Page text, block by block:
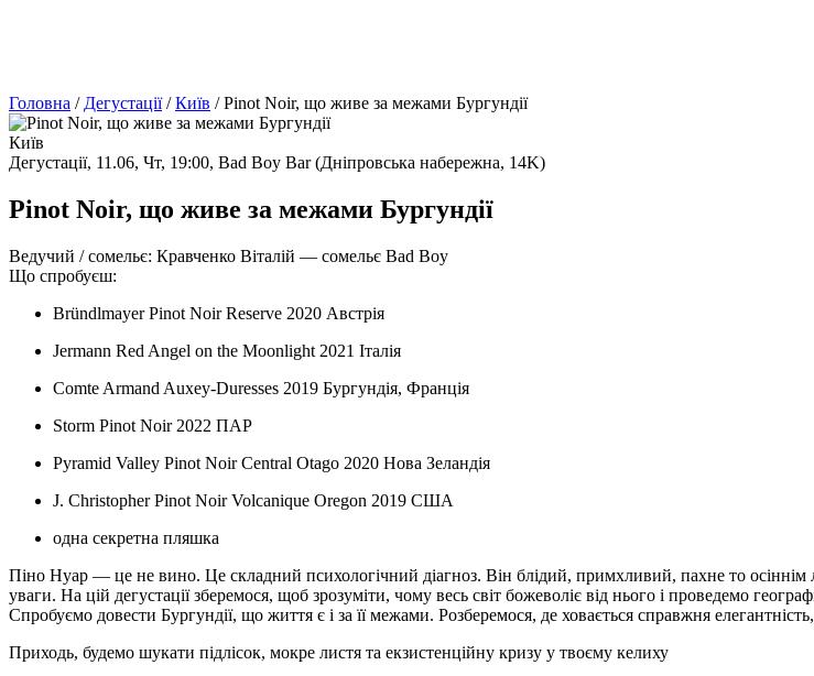
Головна / Дегустації/Київ /Pinot Noir, що живе за межами Бургундії
Київ
Дегустації, 11.06, Чт, 19:00, Bad Boy Bar (Дніпровська набережна, 14K)
Pinot Noir, що живе за межами Бургундії
Ведучий / сомельє: Кравченко Віталій — сомельє Bad Boy
Що спробуєш:
Bründlmayer Pinot Noir Reserve 2020 Австрія
Jermann Red Angel on the Moonlight 2021 Італія
Comte Armand Auxey-Duresses 2019 Бургундія, Франція
​Storm Pinot Noir 2022 ПАР
​Pyramid Valley Pinot Noir Central Otago 2020 Нова Зеландія
J. Christopher Pinot Noir Volcanique Oregon 2019 США
одна секретна пляшка
Піно Нуар — це не вино. Це складний психологічний діагноз. Він блідий, примхливий, пахне то
уваги. На цій дегустації зберемося, щоб зрозуміти, чому весь світ божеволіє від нього і проведемо
Спробуємо довести Бургундії, що життя є і за її межами. Розберемося, де ховається справжня
Приходь, будемо шукати підлісок, мокре листя та екзистенційну кризу у твоєму келиху